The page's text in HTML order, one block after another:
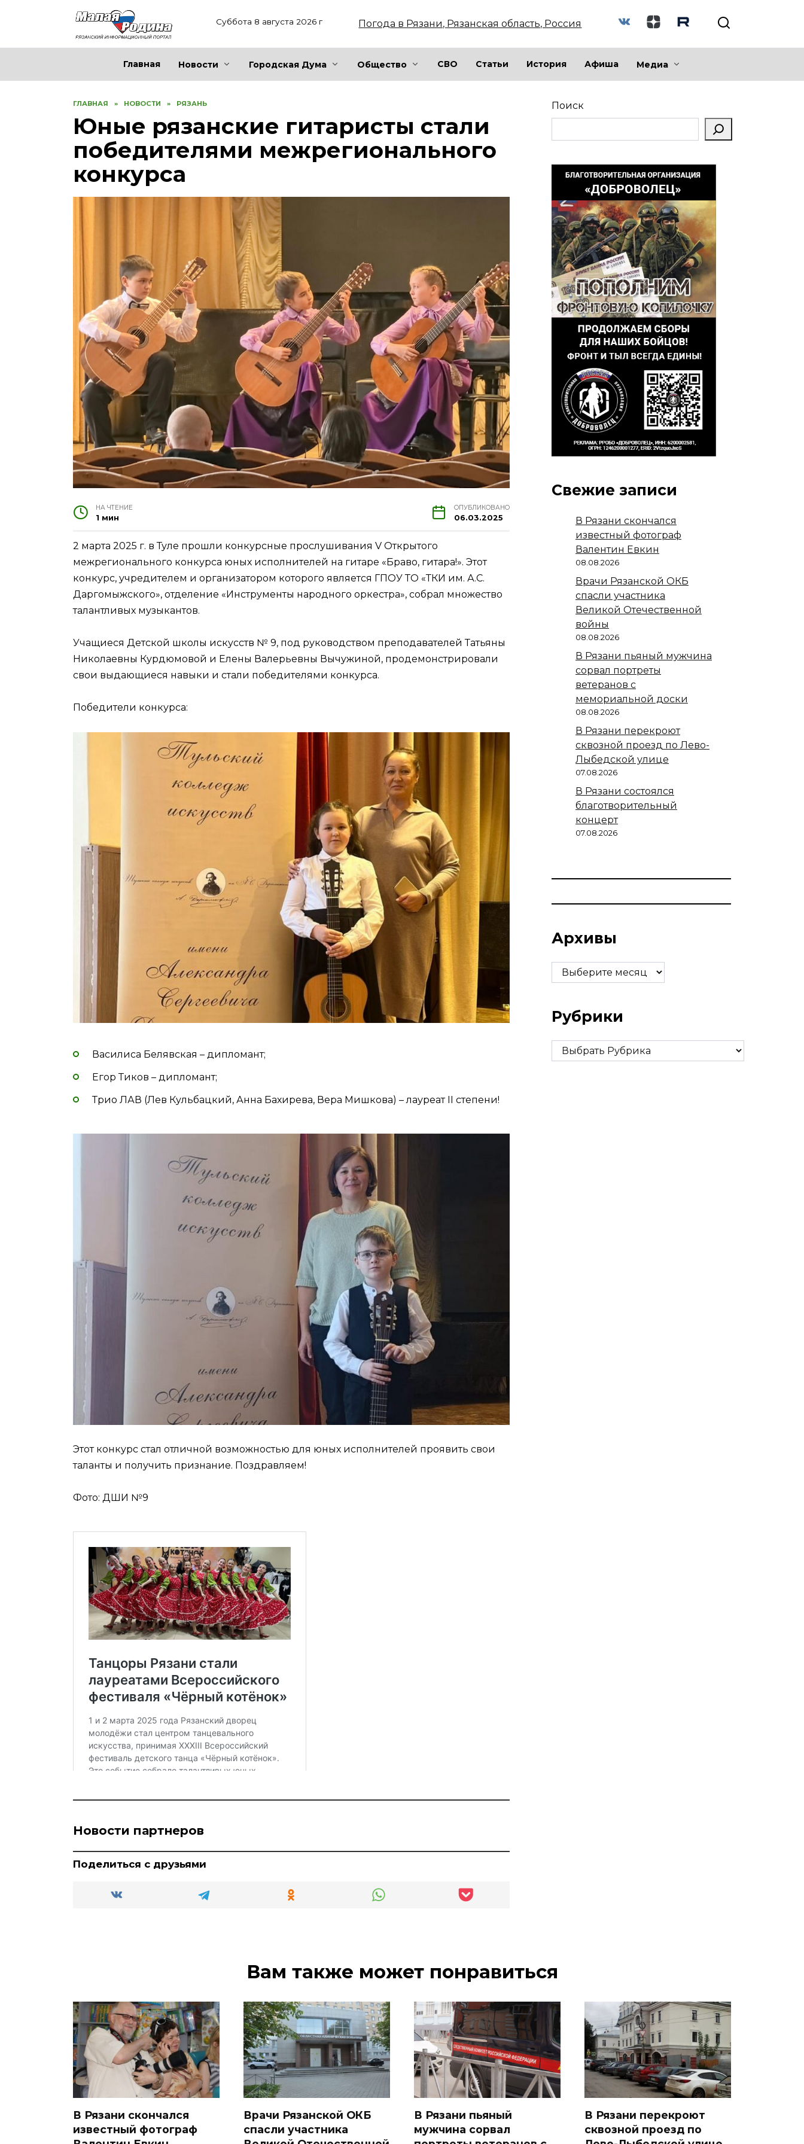
Суббота 8 августа 2026 г Погода в Рязани, Рязанская область, Россия
Главная Новости Городская Дума Общество СВО Статьи История Афиша Медиа
ГЛАВНАЯ » НОВОСТИ » РЯЗАНЬ
Юные рязанские гитаристы стали
победителями межрегионального
конкурса
НА ЧТЕНИЕ
1 мин
ОПУБЛИКОВАНО
06.03.2025
2 марта 2025 г. в Туле прошли конкурсные прослушивания V Открытого
межрегионального конкурса юных исполнителей на гитаре «Браво, гитара!». Этот
конкурс, учредителем и организатором которого является ГПОУ ТО «ТКИ им. А.С.
Даргомыжского», отделение «Инструменты народного оркестра», собрал множество
талантливых музыкантов.
Учащиеся Детской школы искусств № 9, под руководством преподавателей Татьяны
Николаевны Курдюмовой и Елены Валерьевны Вычужиной, продемонстрировали
свои выдающиеся навыки и стали победителями конкурса.
Победители конкурса:
Василиса Белявская – дипломант;
Егор Тиков – дипломант;
Трио ЛАВ (Лев Кульбацкий, Анна Бахирева, Вера Мишкова) – лауреат II степени!
Этот конкурс стал отличной возможностью для юных исполнителей проявить свои
таланты и получить признание. Поздравляем!
Фото: ДШИ №9
Новости партнеров
Поделиться с друзьями
Поиск
Свежие записи
В Рязани скончался
известный фотограф
Валентин Евкин
08.08.2026
Врачи Рязанской ОКБ
спасли участника
Великой Отечественной
войны
08.08.2026
В Рязани пьяный мужчина
сорвал портреты
ветеранов с
мемориальной доски
08.08.2026
В Рязани перекроют
сквозной проезд по Лево-
Лыбедской улице
07.08.2026
В Рязани состоялся
благотворительный
концерт
07.08.2026
Архивы
Архивы
Рубрики
Рубрики
Вам также может понравиться
В Рязани скончался
известный фотограф
Врачи Рязанской ОКБ
спасли участника
В Рязани пьяный
мужчина сорвал
В Рязани перекроют
сквозной проезд по